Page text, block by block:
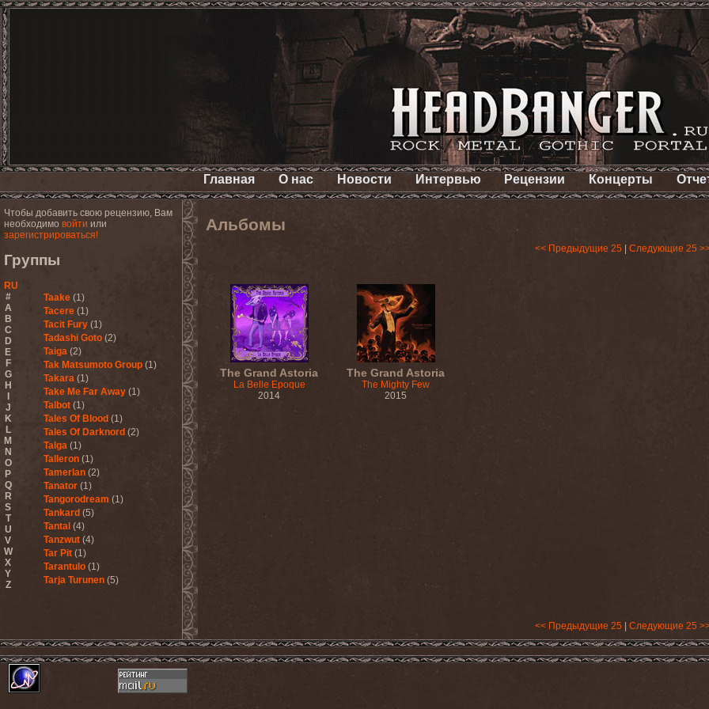
Главная О нас Новости Интервью Рецензии Концерты
Чтобы добавить свою рецензию, Вам
необходимо войти или
зарегистрироваться!
Группы
RU
#
A
B
C
D
E
F
G
H
J
K
L
M
N
O
P
Q
R
S
T
U
V
W
X
Y
Z
Taake (1)
Tacere (1)
Tacit Fury (1)
Tadashi Goto (2)
Taiga (2)
Tak Matsumoto Group (1)
Takara (1)
Take Me Far Away (1)
Talbot (1)
Tales Of Blood (1)
Tales Of Darknord (2)
Talga (1)
Talleron (1)
Tamerlan (2)
Tanator (1)
Tangorodream (1)
Tankard (5)
Tantal (4)
Tanzwut (4)
Tar Pit (1)
Tarantulo (1)
Tarja Turunen (5)
Tartharia (4)
Tasters (1)
Tears Of Heaven (1)
Tears Of Mankind (1)
Альбомы
<< Предыдущие 25 Следующие 25
The Grand Astoria
La Belle Epoque
2014
The Grand Astoria
The Mighty Few
2015
<< Предыдущие 25 Следующие 25